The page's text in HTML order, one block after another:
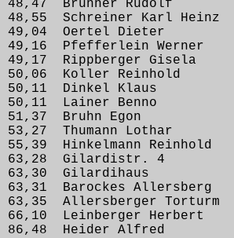
Brunner Rudolf
Schreiner Karl
49,04 Oertel Dieter 1.
Pfefferlein
Rippberger Gisela
Koller Reinhold
50,11 Dinkel Klaus
50,11 Lainer Benno
51,37 Bruhn Egon
Thumann Lothar
Hinkelmann Reinhold
63,28 Gilardistr. 4 "
63,30 Gilardihaus
63,31 Barockes
Allersberger
Leinberger Herbert
86,48 Heider Alfred